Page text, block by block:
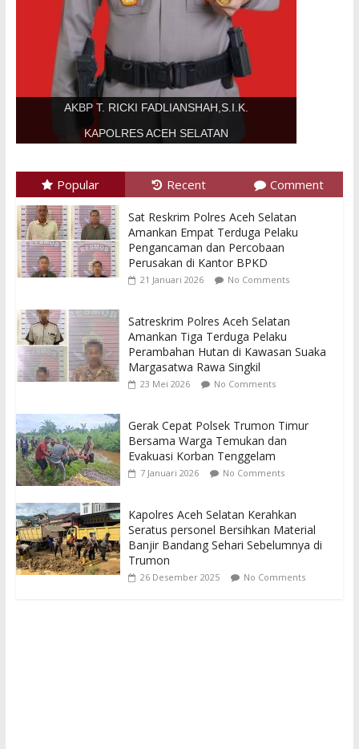
AKBP T. RICKI FADLIANSHAH,S.I.K.
KAPOLRES ACEH SELATAN
Popular Recent Comment
Sat Reskrim Polres Aceh Selatan
Amankan Empat Terduga Pelaku
Pengancaman dan Percobaan
Perusakan di Kantor BPKD
21 Januari 2026 No Comments
Satreskrim Polres Aceh Selatan
Amankan Tiga Terduga Pelaku
Perambahan Hutan di Kawasan Suaka
Margasatwa Rawa Singkil
23 Mei 2026 No Comments
Gerak Cepat Polsek Trumon Timur
Bersama Warga Temukan dan
Evakuasi Korban Tenggelam
7 Januari 2026 No Comments
Kapolres Aceh Selatan Kerahkan
Seratus personel Bersihkan Material
Banjir Bandang Sehari Sebelumnya di
Trumon
26 Desember 2025 No Comments